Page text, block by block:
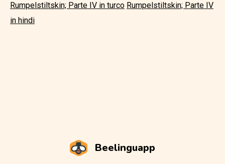
Rumpelstiltskin; Parte IV in turco Rumpelstiltskin; Parte IV
in hindi
Beelinguapp